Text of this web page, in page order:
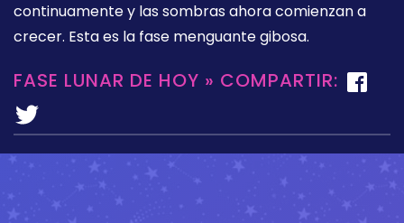
continuamente y las sombras ahora comienzan a
crecer. Esta es la fase menguante gibosa.
FASE LUNAR DE HOY » COMPARTIR: